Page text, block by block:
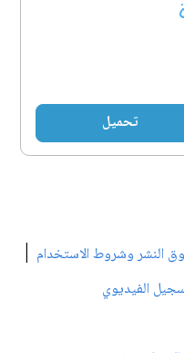
تحميل
النشر وشروط الاستخدام |
الفيديوي